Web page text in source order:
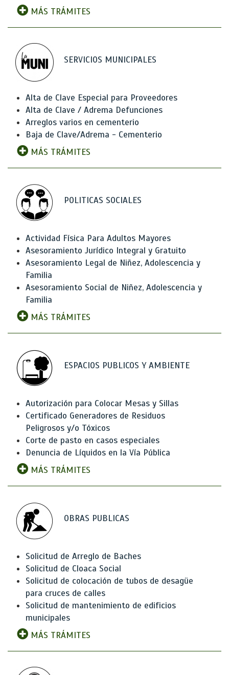
MÁS TRÁMITES
SERVICIOS MUNICIPALES
Alta de Clave Especial para Proveedores
Alta de Clave / Adrema Defunciones
Arreglos varios en cementerio
Baja de Clave/Adrema - Cementerio
MÁS TRÁMITES
POLITICAS SOCIALES
Actividad Física Para Adultos Mayores
Asesoramiento Jurídico Integral y Gratuito
Asesoramiento Legal de Niñez, Adolescencia y
Familia
Asesoramiento Social de Niñez, Adolescencia y
Familia
MÁS TRÁMITES
ESPACIOS PUBLICOS Y AMBIENTE
Autorización para Colocar Mesas y Sillas
Certificado Generadores de Residuos
Peligrosos y/o Tóxicos
Corte de pasto en casos especiales
Denuncia de Líquidos en la Vía Pública
MÁS TRÁMITES
OBRAS PUBLICAS
Solicitud de Arreglo de Baches
Solicitud de Cloaca Social
Solicitud de colocación de tubos de desagüe
para cruces de calles
Solicitud de mantenimiento de edificios
municipales
MÁS TRÁMITES